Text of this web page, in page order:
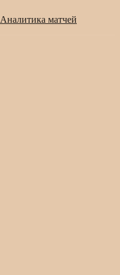
Аналитика матчей